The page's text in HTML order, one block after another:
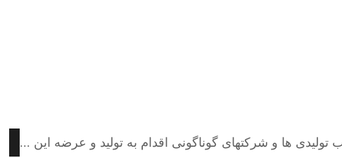
ها و شرکتهای گوناگونی اقدام به تولید و عرضه این ...